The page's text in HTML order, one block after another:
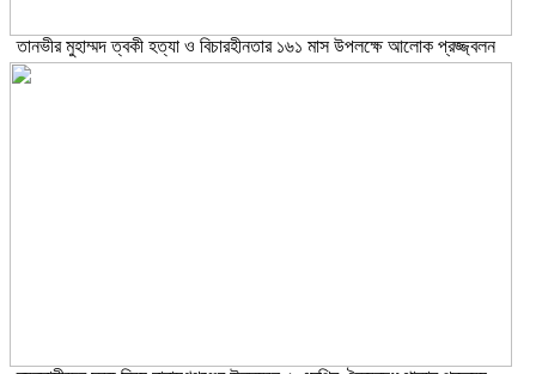
তানভীর মুহাম্মদ ত্বকী হত্যা ও বিচারহীনতার ১৬১ মাস উপলক্ষে আলোক প্রজ্জ্বলন